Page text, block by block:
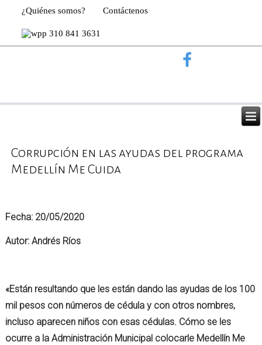
¿Quiénes somos? Contáctenos
310 841 3631
Corrupción en las ayudas del programa
Medellín Me Cuida
Fecha: 20/05/2020
Autor: Andrés Ríos
«Están resultando que les están dando las ayudas de los 100
mil pesos con números de cédula y con otros nombres,
incluso aparecen niños con esas cédulas. Cómo se les
ocurre a la Administración Municipal colocarle Medellín Me